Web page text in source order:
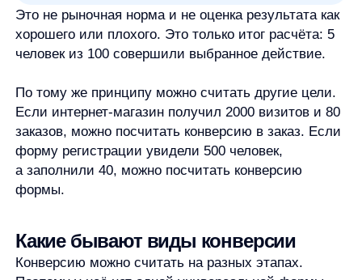
кликают по важным кнопкам.
Конверсия в заявку важна, когда задача —
получить лид. Например, пользователь
оставил контакты.
Конверсия в покупкупоказывает, какая доля
оформления заказа.
Конверсия по этапам воронкипомогает
смотреть не только итоговую продажу,
но и переходы между шагами: из просмотра
Эти виды не стоит воспринимать как единственно
возможную классификацию. Это рабочие
варианты, которые помогают выбрать подходящий